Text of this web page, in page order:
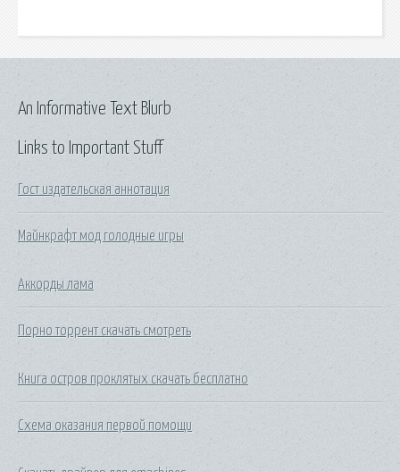
Links to Important Stuff
Гост издательская аннотация
Майнкрафт мод голодные игры
Аккорды лама
Порно торрент скачать смотреть
Книга остров проклятых скачать бесплатно
Схема оказания первой помощи
An Informative Text Blurb